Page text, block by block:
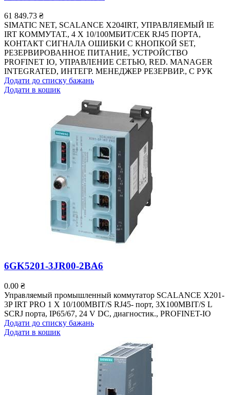
61 849.73 ₴
SIMATIC NET, SCALANCE X204IRT, УПРАВЛЯЕМЫЙ IE
IRT КОММУТАТ., 4 X 10/100MБИТ/СЕК RJ45 ПОРТА,
КОНТАКТ СИГНАЛА ОШИБКИ С КНОПКОЙ SET,
РЕЗЕРВИРОВАННОЕ ПИТАНИЕ, УСТРОЙСТВО
PROFINET IO, УПРАВЛЕНИЕ СЕТЬЮ, RED. MANAGER
INTEGRATED, ИНТЕГР. МЕНЕДЖЕР РЕЗЕРВИР., С РУК
Додати до списку бажань
Додати в кошик
6GK5201-3JR00-2BA6
0.00 ₴
Управляемый промышленный коммутатор SCALANCE X201-
3P IRT PRO 1 X 10/100MBIT/S RJ45- порт, 3X100MBIT/S L
SCRJ порта, IP65/67, 24 V DC, диагностик., PROFINET-IO
Додати до списку бажань
Додати в кошик